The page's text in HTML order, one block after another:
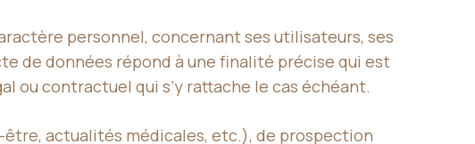
personnel, concernant ses utilisateurs, ses
de données répond à une finalité précise qui est
ou contractuel qui s’y rattache le cas échéant.
actualités médicales, etc.), de prospection